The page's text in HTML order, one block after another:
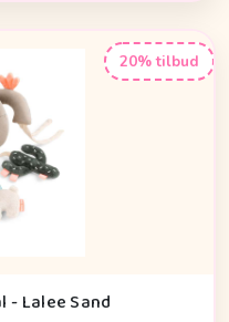
20% tilbud
Lalee Sand